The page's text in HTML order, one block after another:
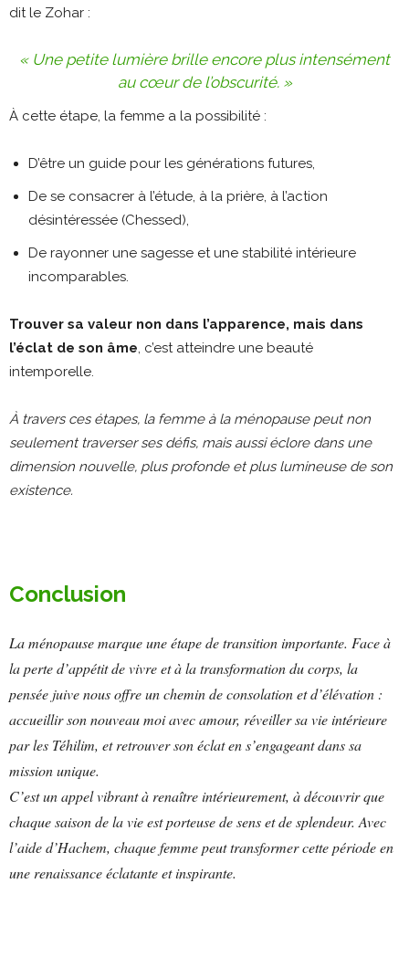
dit le Zohar :
« Une petite lumière brille encore plus intensément
au cœur de l’obscurité. »
À cette étape, la femme a la possibilité :
D’être un guide pour les générations futures,
De se consacrer à l’étude, à la prière, à l’action
désintéressée (Chessed),
De rayonner une sagesse et une stabilité intérieure
incomparables.
Trouver sa valeur non dans l’apparence, mais dans
l’éclat de son âme, c’est atteindre une beauté
intemporelle.
À travers ces étapes, la femme à la ménopause peut non
seulement traverser ses défis, mais aussi éclore dans une
dimension nouvelle, plus profonde et plus lumineuse de son
existence.
Conclusion
La ménopause marque une étape de transition importante. Face à
la perte d’appétit de vivre et à la transformation du corps, la
pensée juive nous offre un chemin de consolation et d’élévation :
accueillir son nouveau moi avec amour, réveiller sa vie intérieure
par les Téhilim, et retrouver son éclat en s’engageant dans sa
mission unique.
C’est un appel vibrant à renaître intérieurement, à découvrir que
chaque saison de la vie est porteuse de sens et de splendeur. Avec
l’aide d’Hachem, chaque femme peut transformer cette période en
une renaissance éclatante et inspirante.